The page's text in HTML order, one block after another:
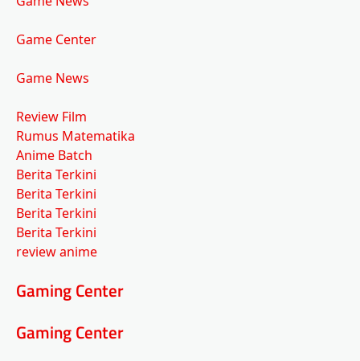
Game Center
Game News
Review Film
Rumus Matematika
Anime Batch
Berita Terkini
Berita Terkini
Berita Terkini
Berita Terkini
review anime
Gaming Center
Gaming Center